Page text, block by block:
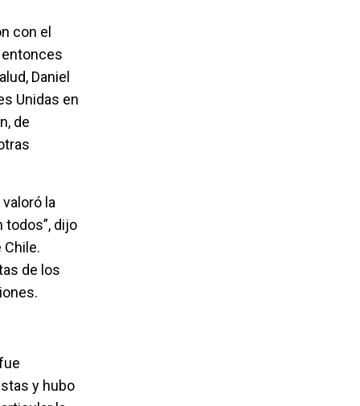
con el
entonces
Daniel
Unidas en
de
la
dijo
Chile.
de los
y hubo